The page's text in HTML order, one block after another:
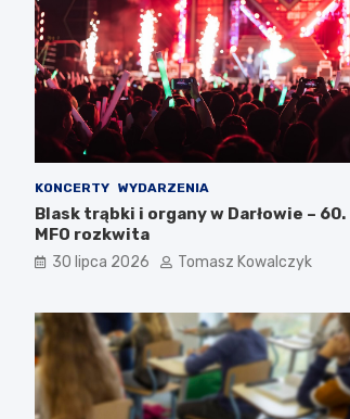
KONCERTY WYDARZENIA
Blask trąbki i organy w Darłowie – 60.
MFO rozkwita
30 lipca 2026 Tomasz Kowalczyk